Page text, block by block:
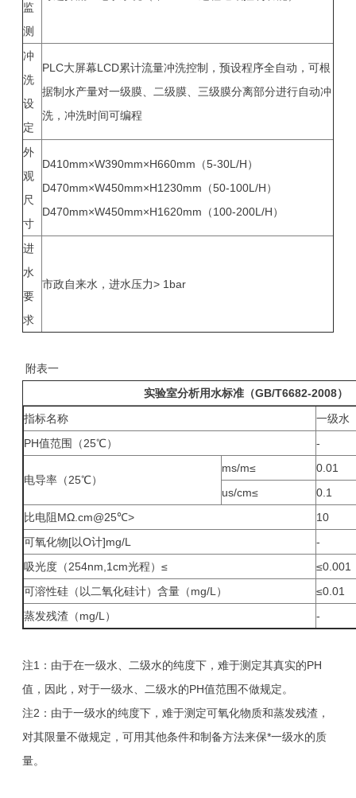
监
测
冲
洗
设
定
PLC大屏幕LCD累计流量冲洗控制，预设程序全自动，可根
据制水产量对一级膜、二级膜、三级膜分离部分进行自动冲
洗，冲洗时间可编程
外
观
尺
寸
D410mm×W390mm×H660mm（5-30L/H）
D470mm×W450mm×H1230mm（50-100L/H）
D470mm×W450mm×H1620mm（100-200L/H）
进
水
要
求
市政自来水，进水压力> 1bar
附表一
实验室分析用水标准（GB/T6682-2008）
指标名称
一级水
PH值范围（25℃）
-
电导率（25℃）
ms/m≤
0.01
us/cm≤
0.1
比电阻MΩ.cm@25℃>
10
可氧化物[以O计]mg/L
-
吸光度（254nm,1cm光程）≤
≤0.001
可溶性硅（以二氧化硅计）含量（mg/L）
≤0.01
蒸发残渣（mg/L）
-
注1：由于在一级水、二级水的纯度下，难于测定其真实的PH
值，因此，对于一级水、二级水的PH值范围不做规定。
注2：由于一级水的纯度下，难于测定可氧化物质和蒸发残渣，
对其限量不做规定，可用其他条件和制备方法来保*一级水的质
量。